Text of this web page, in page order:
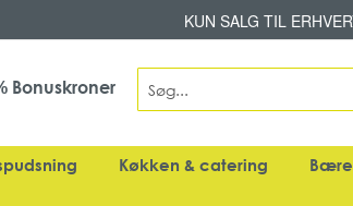
Skip
to
Content
KUN SALG TIL
Search
Bonuskroner
Køkken & catering